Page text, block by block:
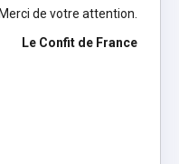
Merci de votre attention.
Le Confit de France